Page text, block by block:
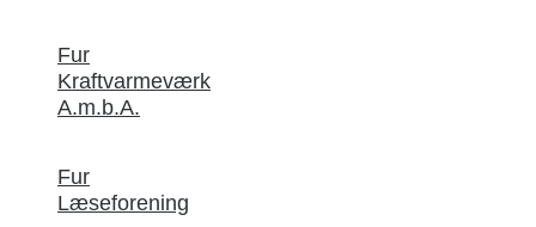
Fur
Kraftvarmeværk
A.m.b.A.
Fur
Læseforening